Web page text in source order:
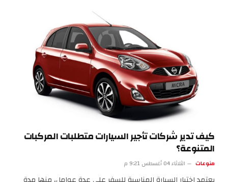
كيف تدير شركات تأجير السيارات متطلبات المركبات
المتنوعة؟
منوعات الثلاثاء 04 أغسطس 9:21 م